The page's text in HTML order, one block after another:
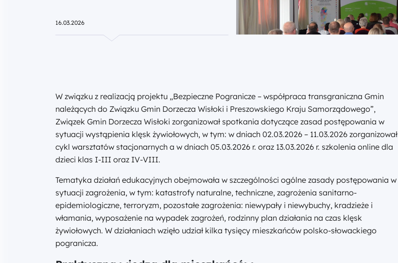
16.03.2026
W związku z realizacją projektu „Bezpieczne Pogranicze – współpraca transgraniczna Gmin
należących do Związku Gmin Dorzecza Wisłoki i Preszowskiego Kraju Samorządowego”,
Związek Gmin Dorzecza Wisłoki zorganizował spotkania dotyczące zasad postępowania w
sytuacji wystąpienia klęsk żywiołowych, w tym: w dniach 02.03.2026 – 11.03.2026 zorganizował
cykl warsztatów stacjonarnych a w dniach 05.03.2026 r. oraz 13.03.2026 r. szkolenia online dla
dzieci klas I-III oraz IV-VIII.
Tematyka działań edukacyjnych obejmowała w szczególności ogólne zasady postępowania w
sytuacji zagrożenia, w tym: katastrofy naturalne, techniczne, zagrożenia sanitarno-
epidemiologiczne, terroryzm, pozostałe zagrożenia: niewypały i niewybuchy, kradzieże i
włamania, wyposażenie na wypadek zagrożeń, rodzinny plan działania na czas klęsk
żywiołowych. W działaniach wzięło udział kilka tysięcy mieszkańców polsko-słowackiego
pogranicza.